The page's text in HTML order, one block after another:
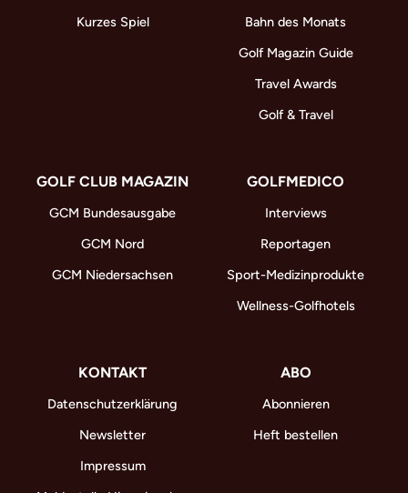
Kurzes Spiel
Bahn des Monats
Golf Magazin Guide
Travel Awards
Golf & Travel
GOLF CLUB MAGAZIN
GCM Bundesausgabe
GCM Nord
GCM Niedersachsen
GOLFMEDICO
Interviews
Reportagen
Sport-Medizinprodukte
Wellness-Golfhotels
KONTAKT
Datenschutzerklärung
Newsletter
Impressum
ABO
Abonnieren
Heft bestellen